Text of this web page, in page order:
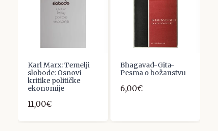
Karl Marx: Temelji
slobode: Osnovi
kritike političke
ekonomije
11,00€
Bhagavad-Gita-
Pesma o božanstvu
6,00€